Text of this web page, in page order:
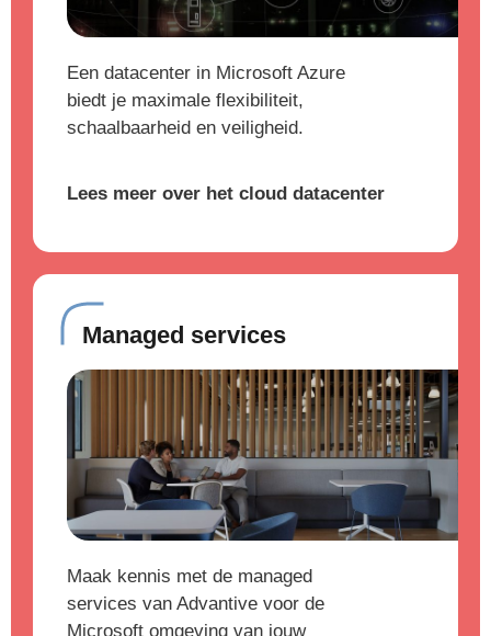
Een datacenter in Microsoft Azure
biedt je maximale flexibiliteit,
schaalbaarheid en veiligheid.
Lees meer over het cloud datacenter
Managed services
Maak kennis met de managed
services van Advantive voor de
Microsoft omgeving van jouw